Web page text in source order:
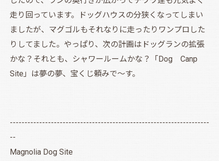
走り回っています。ドッグハウスの分狭くなってしまい
ましたが、マグゴルもそれなりに走ったりワンプロした
りしてました。やっぱり、次の計画はドッグランの拡張
かな？それとも、シャワールームかな？「Dog Canp
Site」は夢の夢、宝くじ頼みで～す。
--------------------------------------------------------------------
--
Magnolia Dog Site